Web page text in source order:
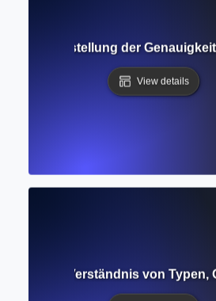
Sicherstellung der
View details
Verständnis von